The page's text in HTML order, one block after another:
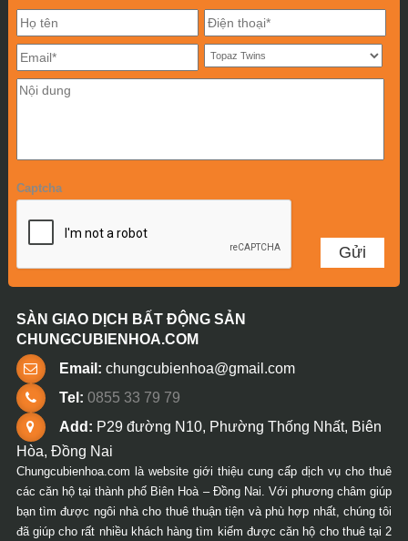
Captcha
SÀN GIAO DỊCH BẤT ĐỘNG SẢN
CHUNGCUBIENHOA.COM
Email: chungcubienhoa@gmail.com
Tel: 0855 33 79 79
Add: P29 đường N10, Phường Thống Nhất, Biên
Hòa, Đồng Nai
Chungcubienhoa.com là website giới thiệu cung cấp dịch vụ cho thuê
các căn hộ tại thành phố Biên Hoà – Đồng Nai. Với phương châm giúp
bạn tìm được ngôi nhà cho thuê thuận tiện và phù hợp nhất, chúng tôi
đã giúp cho rất nhiều khách hàng tìm kiếm được căn hộ cho thuê tại 2